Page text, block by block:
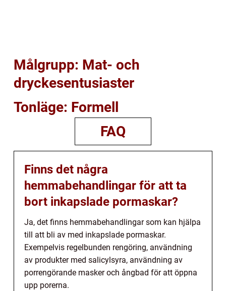
Målgrupp: Mat- och
dryckesentusiaster
Tonläge: Formell
FAQ
Finns det några
hemmabehandlingar för att ta
bort inkapslade pormaskar?
Ja, det finns hemmabehandlingar som kan hjälpa
till att bli av med inkapslade pormaskar.
Exempelvis regelbunden rengöring, användning
av produkter med salicylsyra, användning av
porrengörande masker och ångbad för att öppna
upp porerna.